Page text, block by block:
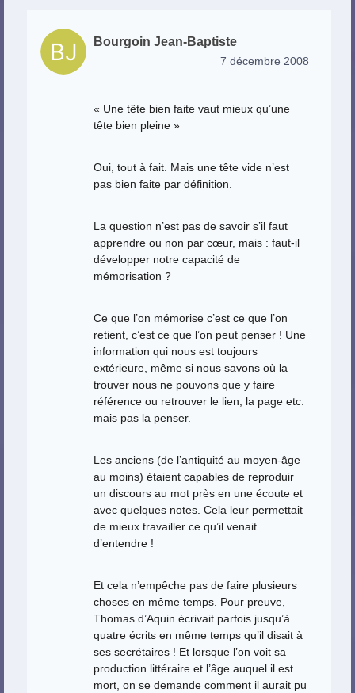
Bourgoin Jean-Baptiste
7 décembre 2008
« Une tête bien faite vaut mieux qu’une
tête bien pleine »
Oui, tout à fait. Mais une tête vide n’est
pas bien faite par définition.
La question n’est pas de savoir s’il faut
apprendre ou non par cœur, mais : faut-il
développer notre capacité de
mémorisation ?
Ce que l’on mémorise c’est ce que l’on
retient, c’est ce que l’on peut penser ! Une
information qui nous est toujours
extérieure, même si nous savons où la
trouver nous ne pouvons que y faire
référence ou retrouver le lien, la page etc.
mais pas la penser.
Les anciens (de l’antiquité au moyen-âge
au moins) étaient capables de reproduir
un discours au mot près en une écoute et
avec quelques notes. Cela leur permettait
de mieux travailler ce qu’il venait
d’entendre !
Et cela n’empêche pas de faire plusieurs
choses en même temps. Pour preuve,
Thomas d’Aquin écrivait parfois jusqu’à
quatre écrits en même temps qu’il disait à
ses secrétaires ! Et lorsque l’on voit sa
production littéraire et l’âge auquel il est
mort, on se demande comment il aurait pu